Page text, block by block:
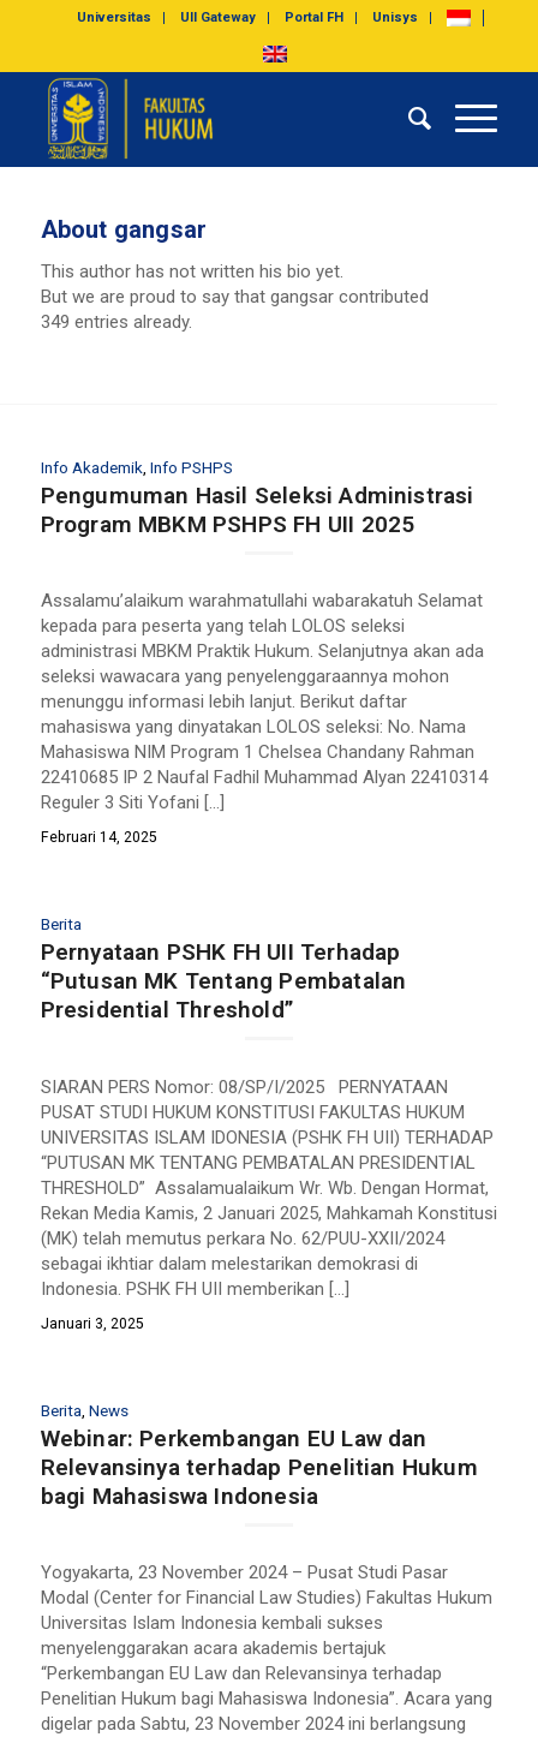
Universitas UII Gateway Portal FH Unisys
About gangsar
This author has not written his bio yet.
But we are proud to say that gangsarcontributed
349 entries already.
Info Akademik Info PSHPS
Pengumuman Hasil Seleksi Administrasi
Program MBKM PSHPS FH UII 2025
Assalamu’alaikum warahmatullahi wabarakatuh Selamat
kepada para peserta yang telah LOLOS seleksi
administrasi MBKM Praktik Hukum. Selanjutnya akan ada
seleksi wawacara yang penyelenggaraannya mohon
menunggu informasi lebih lanjut. Berikut daftar
mahasiswa yang dinyatakan LOLOS seleksi: No. Nama
Mahasiswa NIM Program 1 Chelsea Chandany Rahman
22410685 IP 2 Naufal Fadhil Muhammad Alyan 22410314
Reguler 3 Siti Yofani […]
Februari 14, 2025
Berita
Pernyataan PSHK FH UII Terhadap
“Putusan MK Tentang Pembatalan
Presidential Threshold”
SIARAN PERS Nomor: 08/SP/I/2025 PERNYATAAN
PUSAT STUDI HUKUM KONSTITUSI FAKULTAS HUKUM
UNIVERSITAS ISLAM IDONESIA (PSHK FH UII) TERHADAP
“PUTUSAN MK TENTANG PEMBATALAN PRESIDENTIAL
THRESHOLD” Assalamualaikum Wr. Wb. Dengan Hormat,
Rekan Media Kamis, 2 Januari 2025, Mahkamah Konstitusi
(MK) telah memutus perkara No. 62/PUU-XXII/2024
sebagai ikhtiar dalam melestarikan demokrasi di
Indonesia. PSHK FH UII memberikan […]
Januari 3, 2025
Berita News
Webinar: Perkembangan EU Law dan
Relevansinya terhadap Penelitian Hukum
bagi Mahasiswa Indonesia
Yogyakarta, 23 November 2024 – Pusat Studi Pasar
Modal (Center for Financial Law Studies) Fakultas Hukum
Universitas Islam Indonesia kembali sukses
menyelenggarakan acara akademis bertajuk
“Perkembangan EU Law dan Relevansinya terhadap
Penelitian Hukum bagi Mahasiswa Indonesia”. Acara yang
digelar pada Sabtu, 23 November 2024 ini berlangsung